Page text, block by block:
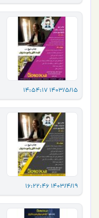
1403/5/15 14:54:17
1403/4/19 16:22:46